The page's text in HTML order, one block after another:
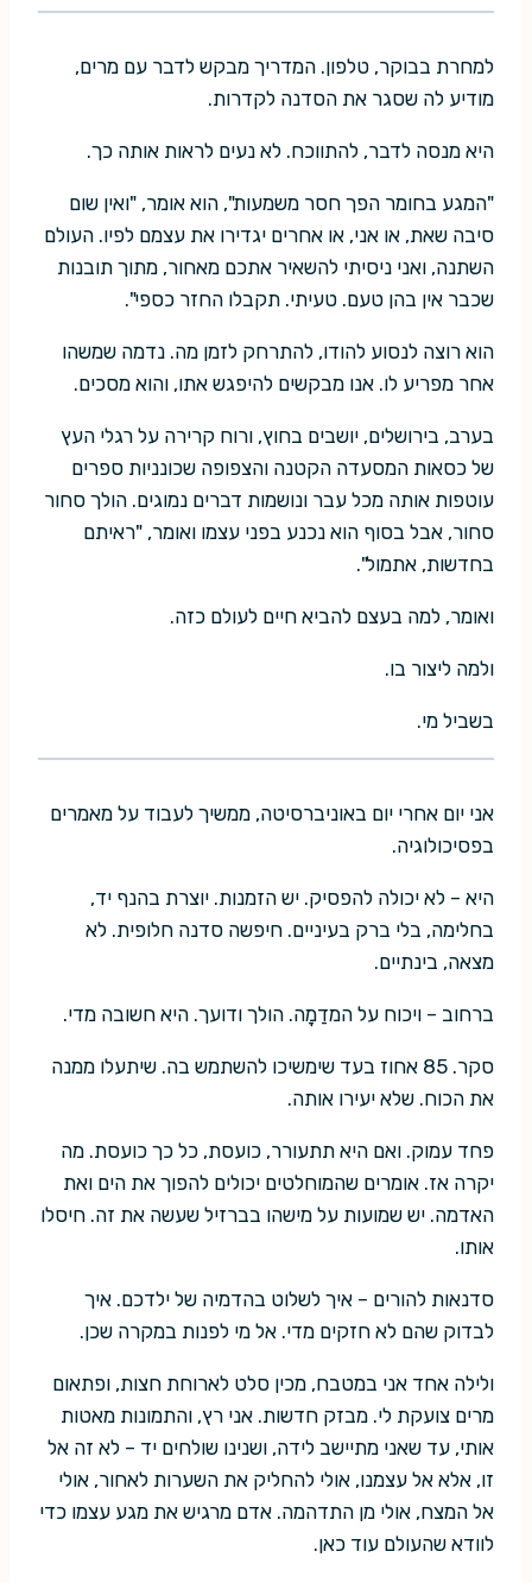
למחרת בבוקר, טלפון. המדריך מבקש לדבר עם מרים,
מודיע לה שסגר את הסדנה לקדרות.
היא מנסה לדבר, להתווכח. לא נעים לראות אותה כך.
"המגע בחומר הפך חסר משמעות", הוא אומר, "ואין שום
סיבה שאת, או אני, או אחרים יגדירו את עצמם לפיו. העולם
השתנה, ואני ניסיתי להשאיר אתכם מאחור, מתוך תובנות
שכבר אין בהן טעם. טעיתי. תקבלו החזר כספי".
הוא רוצה לנסוע להודו, להתרחק לזמן מה. נדמה שמשהו
אחר מפריע לו. אנו מבקשים להיפגש אתו, והוא מסכים.
בערב, בירושלים, יושבים בחוץ, ורוח קרירה על רגלי העץ
של כסאות המסעדה הקטנה והצפופה שכונניות ספרים
עוטפות אותה מכל עבר ונושמות דברים נמוגים. הולך סחור
סחור, אבל בסוף הוא נכנע בפני עצמו ואומר, "ראיתם
בחדשות, אתמול".
ואומר, למה בעצם להביא חיים לעולם כזה.
ולמה ליצור בו.
בשביל מי.
אני יום אחרי יום באוניברסיטה, ממשיך לעבוד על מאמרים
בפסיכולוגיה.
היא – לא יכולה להפסיק. יש הזמנות. יוצרת בהנף יד,
בחלימה, בלי ברק בעיניים. חיפשה סדנה חלופית. לא
מצאה, בינתיים.
ברחוב – ויכוח על המדַמָה. הולך ודועך. היא חשובה מדי.
סקר. 85 אחוז בעד שימשיכו להשתמש בה. שיתעלו ממנה
את הכוח. שלא יעירו אותה.
פחד עמוק. ואם היא תתעורר, כועסת, כל כך כועסת. מה
יקרה אז. אומרים שהמוחלטים יכולים להפוך את הים ואת
האדמה. יש שמועות על מישהו בברזיל שעשה את זה. חיסלו
אותו.
סדנאות להורים – איך לשלוט בהדמיה של ילדכם. איך
לבדוק שהם לא חזקים מדי. אל מי לפנות במקרה שכן.
ולילה אחד אני במטבח, מכין סלט לארוחת חצות, ופתאום
מרים צועקת לי. מבזק חדשות. אני רץ, והתמונות מאטות
אותי, עד שאני מתיישב לידה, ושנינו שולחים יד – לא זה אל
זו, אלא אל עצמנו, אולי להחליק את השערות לאחור, אולי
אל המצח, אולי מן התדהמה. אדם מרגיש את מגע עצמו כדי
לוודא שהעולם עוד כאן.